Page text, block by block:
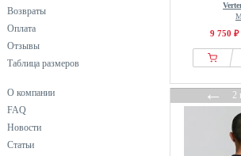
Возвраты
Оплата
Отзывы
Таблица размеров
О компании
FAQ
Новости
Статьи
9 750 ₽
←2